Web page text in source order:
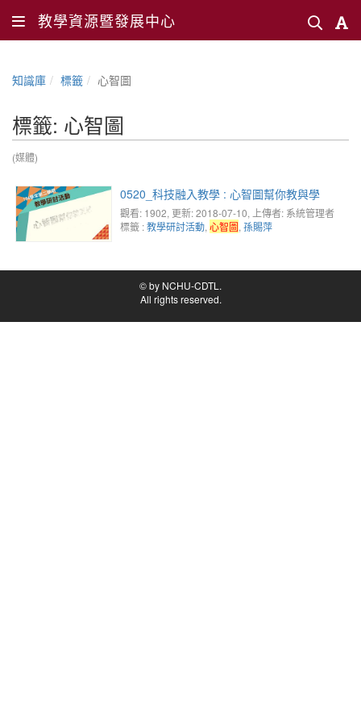
教學資源暨發展中心
知識庫 標籤 心智圖
標籤: 心智圖
(媒體)
0520_科技融入教學 : 心智圖幫你教與學
觀看: 1902, 更新: 2018-07-10, 上傳者: 系統管理者
標籤 :教學研討活動, 心智圖, 孫賜萍
© by NCHU-CDTL.
All rights reserved.